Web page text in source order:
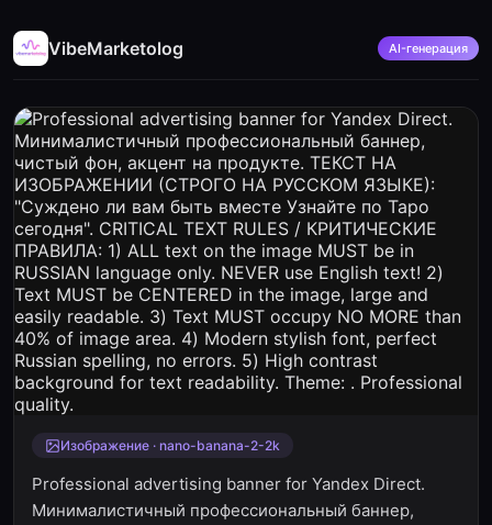
VibeMarketolog AI-генерация
Изображение · nano-banana-2-2k
Professional advertising banner for Yandex Direct.
Минималистичный профессиональный баннер,